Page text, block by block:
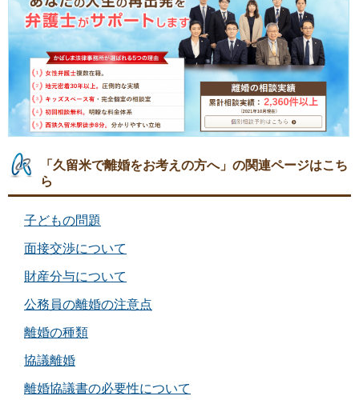
「久留米で離婚をお考えの方へ」の関連ページはこち
ら
子どもの問題
面接交渉について
財産分与について
公務員の離婚の注意点
離婚の種類
協議離婚
離婚協議書の必要性について